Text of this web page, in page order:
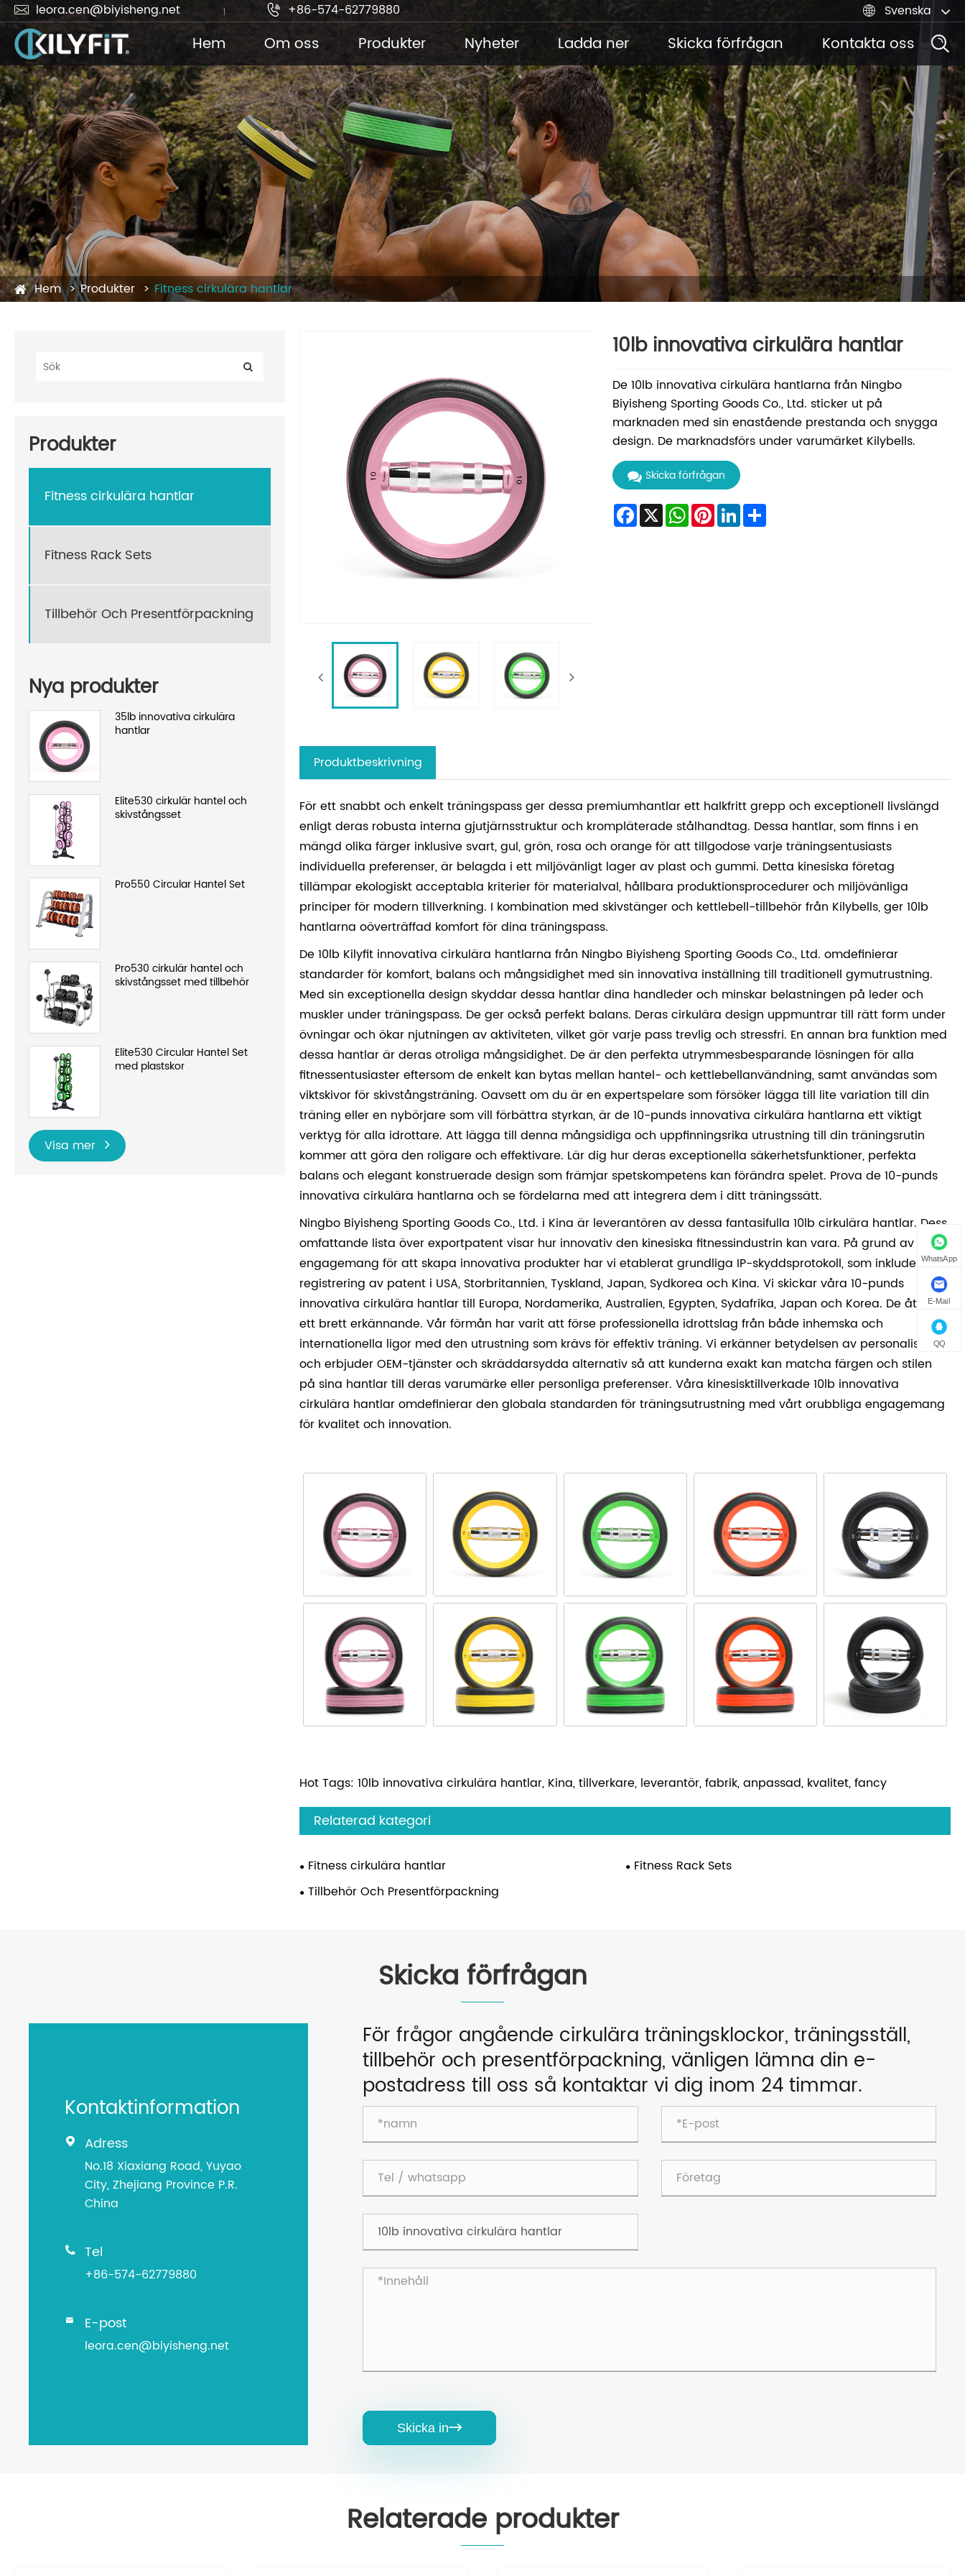
 leora.cen@biyisheng.net  +86-574-62779880  Svenska
Hem Om oss Produkter Nyheter Ladda ner Skicka förfrågan Kontakta oss
Hem Produkter Fitness cirkulära hantlar
Produkter
Fitness cirkulära hantlar
Fitness Rack Sets
Tillbehör Och Presentförpackning
Nya produkter
35lb innovativa cirkulära
hantlar
Elite530 cirkulär hantel och
skivstångsset
Pro550 Circular Hantel Set
Pro530 cirkulär hantel och
skivstångsset med tillbehör
Elite530 Circular Hantel Set
med plastskor
Visa mer
10lb innovativa cirkulära hantlar
De 10lb innovativa cirkulära hantlarna från Ningbo
Biyisheng Sporting Goods Co., Ltd. sticker ut på
marknaden med sin enastående prestanda och snygga
design. De marknadsförs under varumärket Kilybells.
Skicka förfrågan
Facebook
X WhatsApp
Pinterest
LinkedInShare
Produktbeskrivning
För ett snabbt och enkelt träningspass ger dessa premiumhantlar ett halkfritt grepp och exceptionell livslängd
enligt deras robusta interna gjutjärnsstruktur och krompläterade stålhandtag. Dessa hantlar, som finns i en
mängd olika färger inklusive svart, gul, grön, rosa och orange för att tillgodose varje träningsentusiasts
individuella preferenser, är belagda i ett miljövänligt lager av plast och gummi. Detta kinesiska företag
tillämpar ekologiskt acceptabla kriterier för materialval, hållbara produktionsprocedurer och miljövänliga
principer för modern tillverkning. I kombination med skivstänger och kettlebell-tillbehör från Kilybells, ger 10lb
hantlarna oöverträffad komfort för dina träningspass.
De 10lb Kilyfit innovativa cirkulära hantlarna från Ningbo Biyisheng Sporting Goods Co., Ltd. omdefinierar
standarder för komfort, balans och mångsidighet med sin innovativa inställning till traditionell gymutrustning.
Med sin exceptionella design skyddar dessa hantlar dina handleder och minskar belastningen på leder och
muskler under träningspass. De ger också perfekt balans. Deras cirkulära design uppmuntrar till rätt form under
övningar och ökar njutningen av aktiviteten, vilket gör varje pass trevlig och stressfri. En annan bra funktion med
dessa hantlar är deras otroliga mångsidighet. De är den perfekta utrymmesbesparande lösningen för alla
fitnessentusiaster eftersom de enkelt kan bytas mellan hantel- och kettlebellanvändning, samt användas som
viktskivor för skivstångsträning. Oavsett om du är en expertspelare som försöker lägga till lite variation till din
träning eller en nybörjare som vill förbättra styrkan, är de 10-punds innovativa cirkulära hantlarna ett viktigt
verktyg för alla idrottare. Att lägga till denna mångsidiga och uppfinningsrika utrustning till din träningsrutin
kommer att göra den roligare och effektivare. Lär dig hur deras exceptionella säkerhetsfunktioner, perfekta
balans och elegant konstruerade design som främjar spetskompetens kan förändra spelet. Prova de 10-punds
innovativa cirkulära hantlarna och se fördelarna med att integrera dem i ditt träningssätt.
Ningbo Biyisheng Sporting Goods Co., Ltd. i Kina är leverantören av dessa fantasifulla 10lb cirkulära hantlar. Dess
omfattande lista över exportpatent visar hur innovativ den kinesiska fitnessindustrin kan vara. På grund av vårt
engagemang för att skapa innovativa produkter har vi etablerat grundliga IP-skyddsprotokoll, som inkluderar
registrering av patent i USA, Storbritannien, Tyskland, Japan, Sydkorea och Kina. Vi skickar våra 10-punds
innovativa cirkulära hantlar till Europa, Nordamerika, Australien, Egypten, Sydafrika, Japan och Korea. De åtnjuter
ett brett erkännande. Vår förmån har varit att förse professionella idrottslag från både inhemska och
internationella ligor med den utrustning som krävs för effektiv träning. Vi erkänner betydelsen av personalisering
och erbjuder OEM-tjänster och skräddarsydda alternativ så att kunderna exakt kan matcha färgen och stilen
på sina hantlar till deras varumärke eller personliga preferenser. Våra kinesisktillverkade 10lb innovativa
cirkulära hantlar omdefinierar den globala standarden för träningsutrustning med vårt orubbliga engagemang
för kvalitet och innovation.
Hot Tags: 10lb innovativa cirkulära hantlar, Kina, tillverkare, leverantör, fabrik, anpassad, kvalitet, fancy
Relaterad kategori
Fitness cirkulära hantlar
Fitness Rack Sets
Tillbehör Och Presentförpackning
Skicka förfrågan
Kontaktinformation
 Adress
No.18 Xiaxiang Road, Yuyao
City, Zhejiang Province P.R.
China
 Tel
+86-574-62779880
 E-post
leora.cen@biyisheng.net
För frågor angående cirkulära träningsklockor, träningsställ,
tillbehör och presentförpackning, vänligen lämna din e-
postadress till oss så kontaktar vi dig inom 24 timmar.
Skicka in
Relaterade produkter
WhatsApp
E-Mail
QQ